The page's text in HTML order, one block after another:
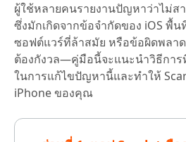
ผู้ใช้หลายคนรายงานปัญหาว่าไม่ส
ซึ่งมักเกิดจากข้อจำกัดของ iOS พื้น
ซอฟต์แวร์ที่ล้าสมัย หรือข้อผิดพลา
ต้องกังวล—คู่มือนี้จะแนะนำวิธีกา
ในการแก้ไขปัญหานี้และทำให้
iPhone ของคุณ